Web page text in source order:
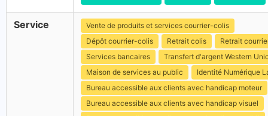
Service
Vente de produits et services courrier-colis
Dépôt courrier-colis
Retrait colis
Retrait
Services bancaires
Transfert d'argent Western
Maison de services au public
Identité Numérique
Bureau accessible aux clients avec handicap moteur
Bureau accessible aux clients avec handicap visuel